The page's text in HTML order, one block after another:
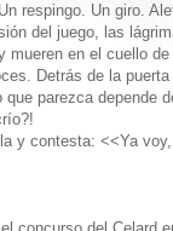
respingo. Un giro.
del juego, las
mueren en el cuello
Detrás de la
que parezca depende
y contesta: <<Ya